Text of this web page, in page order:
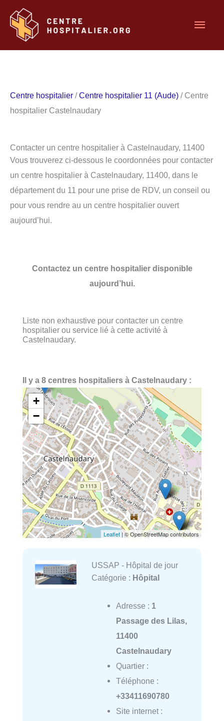
contenu
Centre hospitalier /Centre hospitalier 11 (Aude) / Centre
hospitalier Castelnaudary
Contacter un centre hospitalier à Castelnaudary, 11400
Vous trouverez ci-dessous le coordonnées pour contacter
un centre hospitalier à Castelnaudary, 11400, dans le
département du 11 pour une prise de RDV, un conseil ou
pour vous rendre au un centre hospitalier ouvert
aujourd’hui.
Contactez un centre hospitalier disponible
aujourd’hui.
Liste non exhaustive pour contacter un centre
hospitalier ou service lié à cette activité à
Castelnaudary.
Il y a 8 centres hospitaliers à Castelnaudary :
+
−
Leaflet| © OpenStreetMap contributors
USSAP - Hôpital de jour
Catégorie : Hôpital
Adresse : 1
Passage des Lilas,
11400
Castelnaudary
Quartier :
Téléphone :
+33411690780
Site internet :